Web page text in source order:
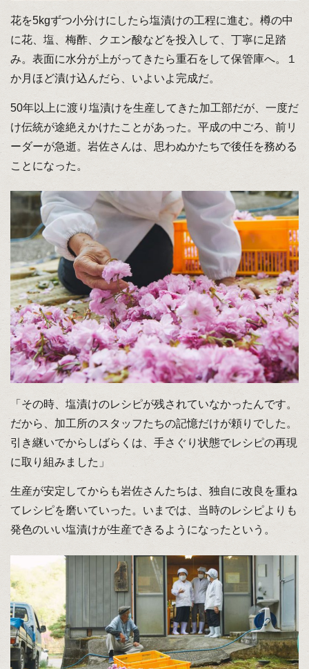
花を5kgずつ小分けにしたら塩漬けの工程に進む。樽の中
に花、塩、梅酢、クエン酸などを投入して、丁寧に足踏
み。表面に水分が上がってきたら重石をして保管庫へ。１
か月ほど漬け込んだら、いよいよ完成だ。
50年以上に渡り塩漬けを生産してきた加工部だが、一度だ
け伝統が途絶えかけたことがあった。平成の中ごろ、前リ
ーダーが急逝。岩佐さんは、思わぬかたちで後任を務める
ことになった。
「その時、塩漬けのレシピが残されていなかったんです。
だから、加工所のスタッフたちの記憶だけが頼りでした。
引き継いでからしばらくは、手さぐり状態でレシピの再現
に取り組みました」
生産が安定してからも岩佐さんたちは、独自に改良を重ね
てレシピを磨いていった。いまでは、当時のレシピよりも
発色のいい塩漬けが生産できるようになったという。